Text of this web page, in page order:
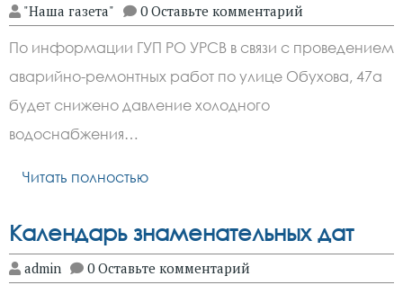
"Наша газета" 0 Оставьте комментарий
По информации ГУП РО УРСВ в связи с проведением
аварийно-ремонтных работ по улице Обухова, 47а
будет снижено давление холодного
водоснабжения…
Читать полностью
Календарь знаменательных дат
admin 0 Оставьте комментарий